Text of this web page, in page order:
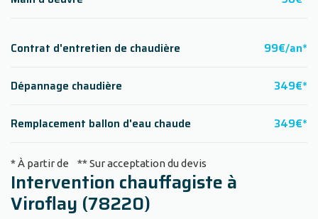
Contrat d'entretien de chaudière 99€/an*
Dépannage chaudière 349€*
Remplacement ballon d'eau chaude 349€*
* À partir de ** Sur acceptation du devis
Intervention chauffagiste à
Viroflay (78220)